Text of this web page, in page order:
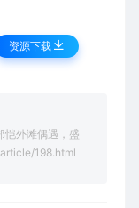
资源下载
恺外滩偶遇，盛
198.html